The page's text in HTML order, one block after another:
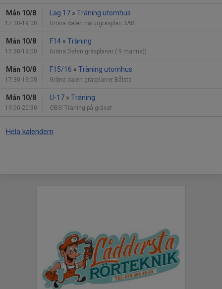
Mån 10/8
17:30-19:00
Lag 17 » Träning utomhus
Gröna dalen naturgräsplan 3AB
Mån 10/8
17:30-19:00
F14 » Träning
Gröna Dalen gräsplaner ( 9 manna))
Mån 10/8
17:30-19:00
F15/16 » Träning utomhus
Gröna dalen gräsplaner Bålsta
Mån 10/8
19:00-20:30
U-17 » Träning
OBS! Träning på gräset
Hela kalendern